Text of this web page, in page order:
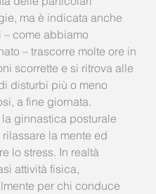
ma è indicata anche
– come abbiamo
– trascorre molte ore in
scorrette e si ritrova alle
disturbi più o meno
a fine giornata.
ginnastica posturale
rilassare la mente ed
lo stress. In realtà
attività fisica,
per chi conduce